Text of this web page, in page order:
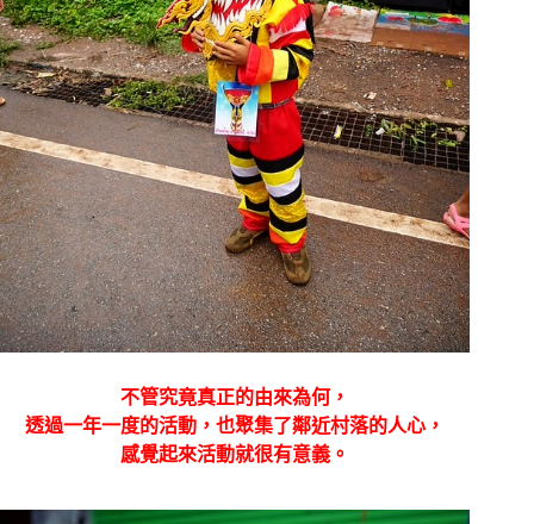
不管究竟真正的由來為何，
透過一年一度的活動，也聚集了鄰近村落的人心，
感覺起來活動就很有意義。